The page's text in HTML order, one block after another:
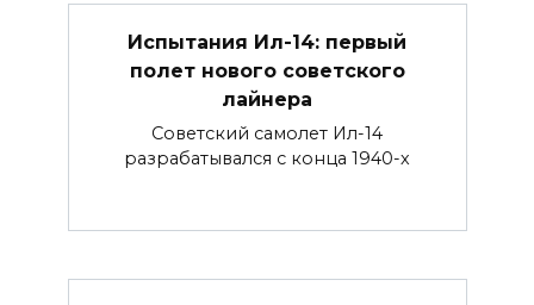
Испытания Ил-14: первый
полет нового советского
лайнера
Советский самолет Ил-14
разрабатывался с конца 1940-х